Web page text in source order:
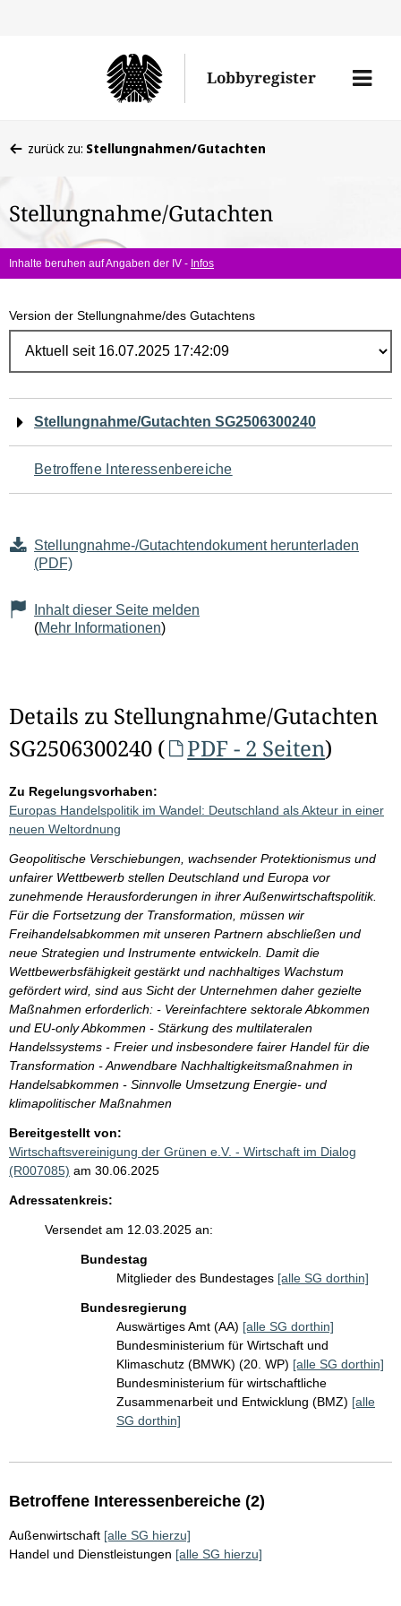
Lobbyregister
Menü
befinden
hier:
zurück zu: Stellungnahmen/Gutachten
Stellungnahme/Gutachten
Inhalte beruhen auf Angaben der IV - Infos
Version der Stellungnahme/des Gutachtens
Navigation
für
den
Seiteninhalt
Stellungnahme/Gutachten SG2506300240
Betroffene Interessenbereiche
Stellungnahme-/Gutachtendokument herunterladen
(PDF)
Inhalt dieser Seite melden
(Mehr Informationen)
Details zu Stellungnahme/Gutachten
SG2506300240 (
PDF - 2 Seiten)
Zu Regelungsvorhaben:
Europas Handelspolitik im Wandel: Deutschland als Akteur in einer
neuen Weltordnung
Geopolitische Verschiebungen, wachsender Protektionismus und
unfairer Wettbewerb stellen Deutschland und Europa vor
zunehmende Herausforderungen in ihrer Außenwirtschaftspolitik.
Für die Fortsetzung der Transformation, müssen wir
Freihandelsabkommen mit unseren Partnern abschließen und
neue Strategien und Instrumente entwickeln. Damit die
Wettbewerbsfähigkeit gestärkt und nachhaltiges Wachstum
gefördert wird, sind aus Sicht der Unternehmen daher gezielte
Maßnahmen erforderlich: - Vereinfachtere sektorale Abkommen
und EU-only Abkommen - Stärkung des multilateralen
Handelssystems - Freier und insbesondere fairer Handel für die
Transformation - Anwendbare Nachhaltigkeitsmaßnahmen in
Handelsabkommen - Sinnvolle Umsetzung Energie- und
klimapolitischer Maßnahmen
Bereitgestellt von:
Wirtschaftsvereinigung der Grünen e.V. - Wirtschaft im Dialog
(R007085) am 30.06.2025
Adressatenkreis:
Versendet am 12.03.2025 an:
Bundestag
Mitglieder des Bundestages [alle SG dorthin]
Bundesregierung
Auswärtiges Amt (AA) [alle SG dorthin]
Bundesministerium für Wirtschaft und
Klimaschutz (BMWK) (20. WP) [alle SG dorthin]
Bundesministerium für wirtschaftliche
Zusammenarbeit und Entwicklung (BMZ) [alle
SG dorthin]
Betroffene Interessenbereiche (2)
Außenwirtschaft [alle SG hierzu]
Handel und Dienstleistungen [alle SG hierzu]